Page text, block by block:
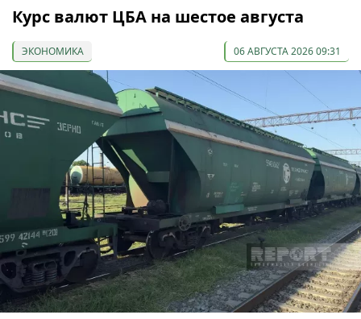
Курс валют ЦБА на шестое августа
ЭКОНОМИКА 06 АВГУСТА 2026 09:31